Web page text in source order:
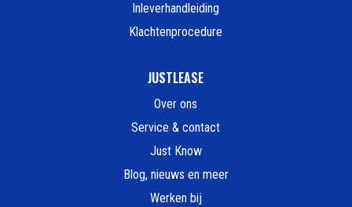
Inleverhandleiding
Klachtenprocedure
JUSTLEASE
Over ons
Service & contact
Just Know
Blog, nieuws en meer
Werken bij